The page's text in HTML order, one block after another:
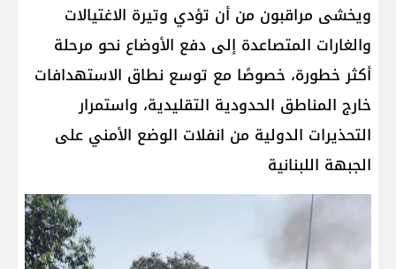
ويخشى مراقبون من أن تؤدي وتيرة الاغتيالات
والغارات المتصاعدة إلى دفع الأوضاع نحو مرحلة
أكثر خطورة، خصوصًا مع توسع نطاق الاستهدافات
خارج المناطق الحدودية التقليدية، واستمرار
التحذيرات الدولية من انفلات الوضع الأمني على
الجبهة اللبنانية